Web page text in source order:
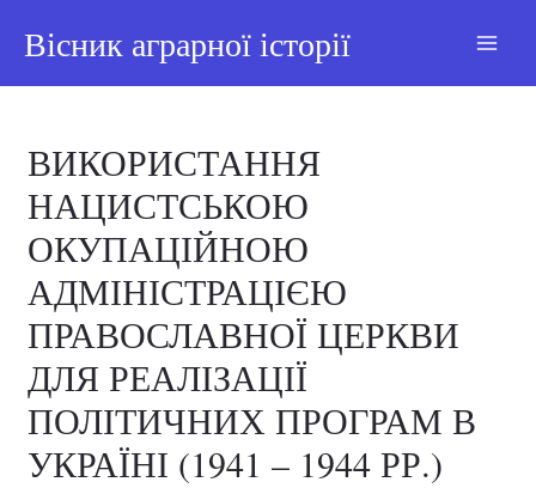
Вісник аграрної історії
ВИКОРИСТАННЯ
НАЦИСТСЬКОЮ
ОКУПАЦІЙНОЮ
АДМІНІСТРАЦІЄЮ
ПРАВОСЛАВНОЇ ЦЕРКВИ
ДЛЯ РЕАЛІЗАЦІЇ
ПОЛІТИЧНИХ ПРОГРАМ В
УКРАЇНІ (1941 – 1944 РР.)